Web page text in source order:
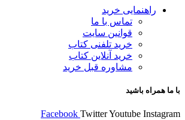
راهنمایی خرید
تماس با ما
قوانین سایت
خرید تلفنی کتاب
خرید آنلاین کتاب
مشاوره قبل خرید
با ما همراه باشید
Facebook TwitterYoutube Instagram